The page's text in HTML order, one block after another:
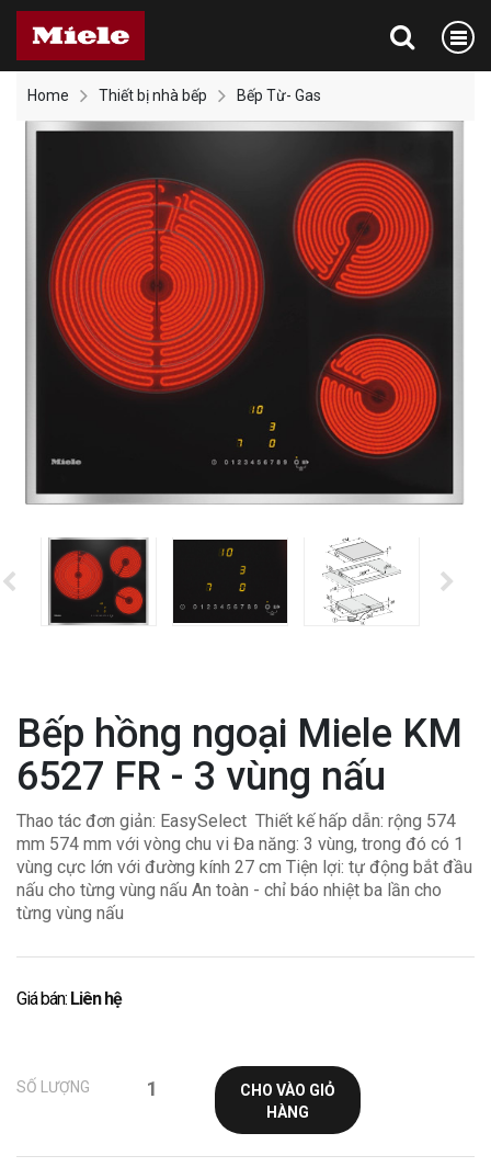
Home Thiết bị nhà bếp Bếp Từ- Gas
Bếp hồng ngoại Miele KM
6527 FR - 3 vùng nấu
Thao tác đơn giản: EasySelect Thiết kế hấp dẫn: rộng 574
mm 574 mm với vòng chu vi Đa năng: 3 vùng, trong đó có 1
vùng cực lớn với đường kính 27 cm Tiện lợi: tự động bắt đầu
nấu cho từng vùng nấu An toàn - chỉ báo nhiệt ba lần cho
từng vùng nấu
Giá bán: Liên hệ
SỐ LƯỢNG
CHO VÀO GIỎ
HÀNG